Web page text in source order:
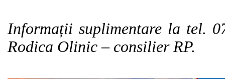
Informații suplimentare la tel.
Rodica Olinic – consilier RP.